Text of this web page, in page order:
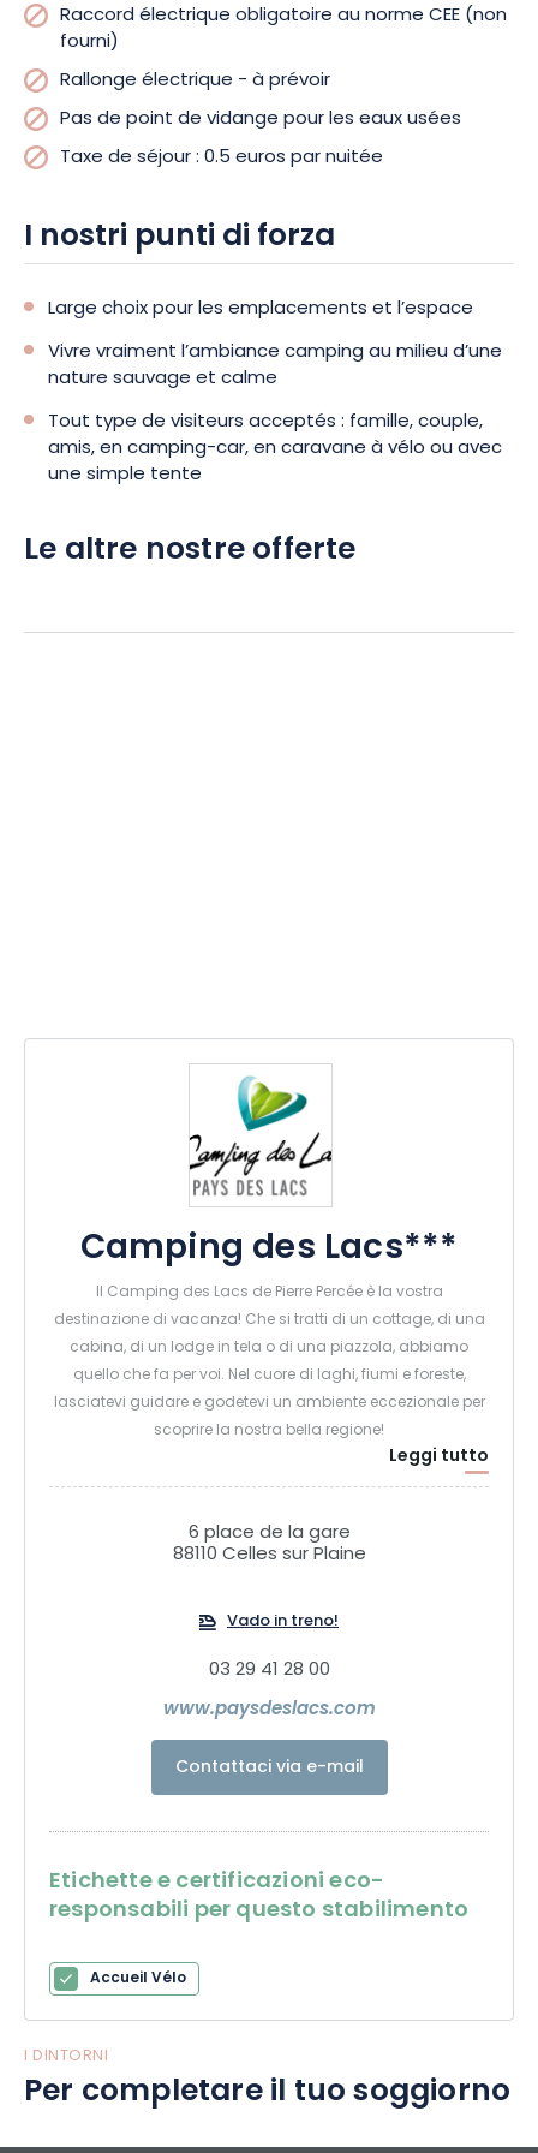
Raccord électrique obligatoire au norme CEE (non
fourni)
Rallonge électrique - à prévoir
Pas de point de vidange pour les eaux usées
Taxe de séjour : 0.5 euros par nuitée
I nostri punti di forza
Large choix pour les emplacements et l’espace
Vivre vraiment l’ambiance camping au milieu d’une
nature sauvage et calme
Tout type de visiteurs acceptés : famille, couple,
amis, en camping-car, en caravane à vélo ou avec
une simple tente
Le altre nostre offerte
Camping des Lacs***
Il Camping des Lacs de Pierre Percée è la vostra
destinazione di vacanza! Che si tratti di un cottage, di una
cabina, di un lodge in tela o di una piazzola, abbiamo
quello che fa per voi. Nel cuore di laghi, fiumi e foreste,
lasciatevi guidare e godetevi un ambiente eccezionale per
scoprire la nostra bella regione!
E se veniste a vivere momenti indimenticabili a Pierre-Percée
Pays des Lacs! Fate una nuotata nelle nostre piscine,
scoprite il lago in canoa, esplorate le cime degli alberi con
rilassatevi davanti a un drink...
Soggiornare a Pierre-Percée significa avere un'ampia
scelta di attività (parchi ricreativi, escursioni, parchi di
divertimento...), scoprire un sito eccezionale e preservato, è il
luogo ideale per trascorrere una bella vacanza in famiglia.
Leggi tutto
6 place de la gare
88110 Celles sur Plaine
Vado in treno!
03 29 41 28 00
www.paysdeslacs.com
Contattaci via e-mail
Etichette e certificazioni eco-
responsabili per questo stabilimento
Accueil Vélo
I DINTORNI
Per completare il tuo soggiorno